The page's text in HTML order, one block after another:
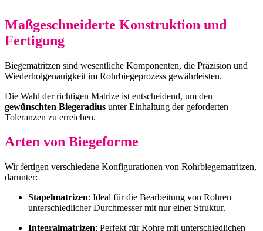
Maßgeschneiderte Konstruktion und
Fertigung
Biegematritzen sind wesentliche Komponenten, die Präzision und
Wiederholgenauigkeit im Rohrbiegeprozess gewährleisten.
Die Wahl der richtigen Matrize ist entscheidend, um den
gewünschten Biegeradius unter Einhaltung der geforderten
Toleranzen zu erreichen.
Arten von Biegeforme
Wir fertigen verschiedene Konfigurationen von Rohrbiegematritzen,
darunter:
Stapelmatrizen: Ideal für die Bearbeitung von Rohren
unterschiedlicher Durchmesser mit nur einer Struktur.
Integralmatrizen: Perfekt für Rohre mit unterschiedlichen